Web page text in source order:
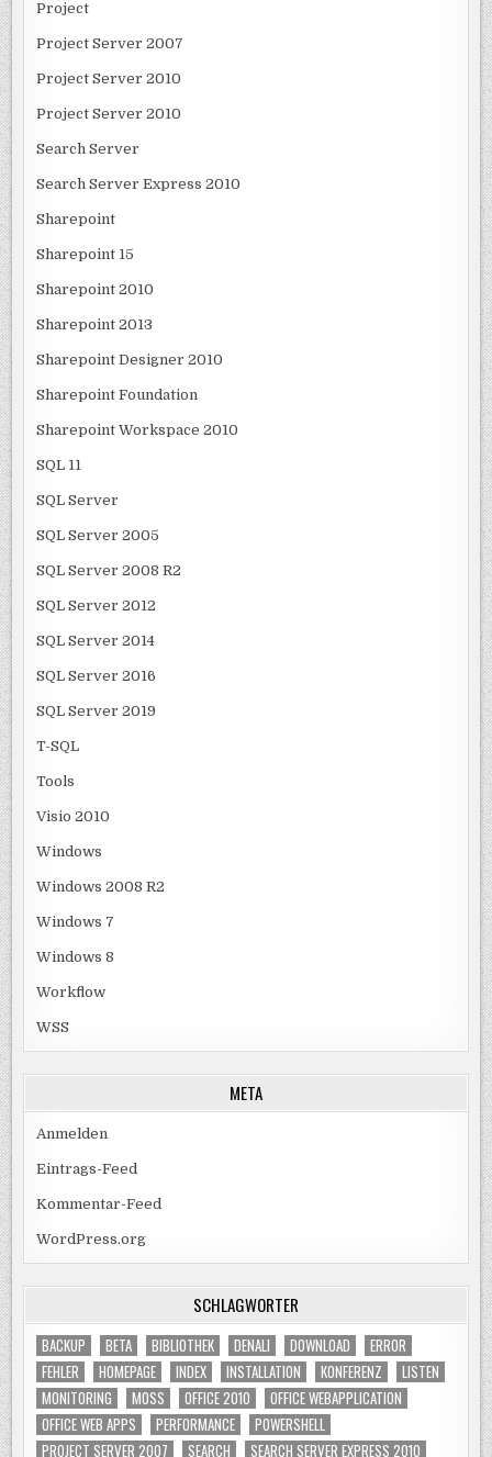
Project
Project Server 2007
Project Server 2010
Project Server 2010
Search Server
Search Server Express 2010
Sharepoint
Sharepoint 15
Sharepoint 2010
Sharepoint 2013
Sharepoint Designer 2010
Sharepoint Foundation
Sharepoint Workspace 2010
SQL 11
SQL Server
SQL Server 2005
SQL Server 2008 R2
SQL Server 2012
SQL Server 2014
SQL Server 2016
SQL Server 2019
T-SQL
Tools
Visio 2010
Windows
Windows 2008 R2
Windows 7
Windows 8
Workflow
WSS
META
Anmelden
Eintrags-Feed
Kommentar-Feed
WordPress.org
SCHLAGWÖRTER
BACKUP BETA BIBLIOTHEK DENALI DOWNLOAD
ERROR
FEHLER
HOMEPAGE INDEX INSTALLATION KONFERENZ
LISTEN
MONITORING
MOSS OFFICE 2010
OFFICE WEBAPPLICATION
OFFICE WEB APPS
PERFORMANCE
POWERSHELL
PROJECT SERVER 2007
SEARCH SEARCH SERVER EXPRESS 2010